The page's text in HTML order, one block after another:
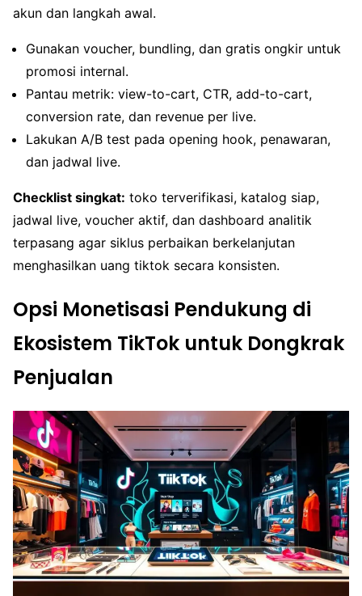
akun dan langkah awal.
Gunakan voucher, bundling, dan gratis ongkir untuk
promosi internal.
Pantau metrik: view-to-cart, CTR, add-to-cart,
conversion rate, dan revenue per live.
Lakukan A/B test pada opening hook, penawaran,
dan jadwal live.
Checklist singkat: toko terverifikasi, katalog siap,
jadwal live, voucher aktif, dan dashboard analitik
terpasang agar siklus perbaikan berkelanjutan
menghasilkan uang tiktok secara konsisten.
Opsi Monetisasi Pendukung di
Ekosistem TikTok untuk Dongkrak
Penjualan